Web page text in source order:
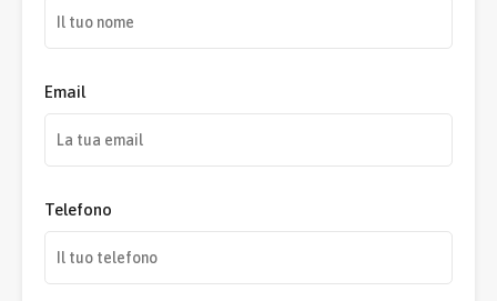
Email
Telefono